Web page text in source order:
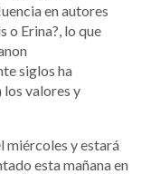
en autores
o Erina?, lo que
siglos ha
valores y
miércoles y estará
esta mañana en